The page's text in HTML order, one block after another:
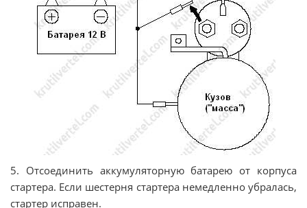
5. Отсоединить аккумуляторную батарею от корпуса
стартера. Если шестерня стартера немедленно убралась,
стартер исправен.